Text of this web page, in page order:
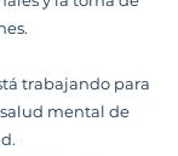
trabajando para
mental de